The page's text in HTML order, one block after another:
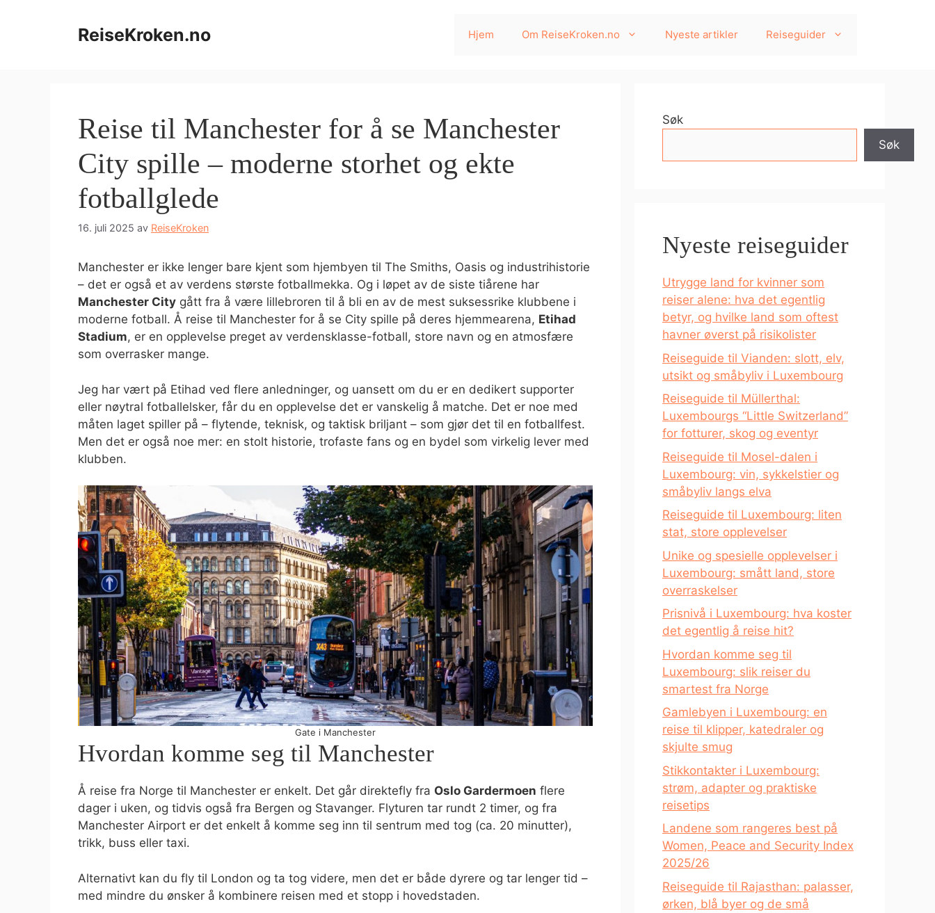
ReiseKroken.no Hjem Om ReiseKroken.no Nyeste artikler Reiseguider
Reise til Manchester for å se Manchester
City spille – moderne storhet og ekte
fotballglede
16. juli 2025 av ReiseKroken
Manchester er ikke lenger bare kjent som hjembyen til The Smiths, Oasis og industrihistorie
– det er også et av verdens største fotballmekka. Og i løpet av de siste tiårene har
Manchester City gått fra å være lillebroren til å bli en av de mest suksessrike klubbene i
moderne fotball. Å reise til Manchester for å se City spille på deres hjemmearena, Etihad
Stadium, er en opplevelse preget av verdensklasse-fotball, store navn og en atmosfære
som overrasker mange.
Jeg har vært på Etihad ved flere anledninger, og uansett om du er en dedikert supporter
eller nøytral fotballelsker, får du en opplevelse det er vanskelig å matche. Det er noe med
måten laget spiller på – flytende, teknisk, og taktisk briljant – som gjør det til en fotballfest.
Men det er også noe mer: en stolt historie, trofaste fans og en bydel som virkelig lever med
klubben.
Gate i Manchester
Hvordan komme seg til Manchester
Å reise fra Norge til Manchester er enkelt. Det går direktefly fra Oslo Gardermoen flere
dager i uken, og tidvis også fra Bergen og Stavanger. Flyturen tar rundt 2 timer, og fra
Manchester Airport er det enkelt å komme seg inn til sentrum med tog (ca. 20 minutter),
trikk, buss eller taxi.
Alternativt kan du fly til London og ta tog videre, men det er både dyrere og tar lenger tid –
med mindre du ønsker å kombinere reisen med et stopp i hovedstaden.
Søk
Søk
Nyeste reiseguider
Utrygge land for kvinner som
reiser alene: hva det egentlig
betyr, og hvilke land som oftest
havner øverst på risikolister
Reiseguide til Vianden: slott, elv,
utsikt og småbyliv i Luxembourg
Reiseguide til Müllerthal:
Luxembourgs “Little Switzerland”
for fotturer, skog og eventyr
Reiseguide til Mosel-dalen i
Luxembourg: vin, sykkelstier og
småbyliv langs elva
Reiseguide til Luxembourg: liten
stat, store opplevelser
Unike og spesielle opplevelser i
Luxembourg: smått land, store
overraskelser
Prisnivå i Luxembourg: hva koster
det egentlig å reise hit?
Hvordan komme seg til
Luxembourg: slik reiser du
smartest fra Norge
Gamlebyen i Luxembourg: en
reise til klipper, katedraler og
skjulte smug
Stikkontakter i Luxembourg:
strøm, adapter og praktiske
reisetips
Landene som rangeres best på
Women, Peace and Security Index
2025/26
Reiseguide til Rajasthan: palasser,
ørken, blå byer og de små